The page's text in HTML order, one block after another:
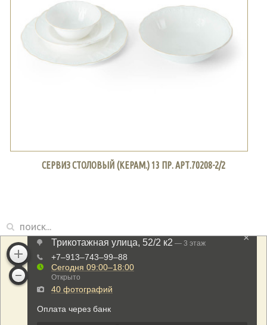
СЕРВИЗ СТОЛОВЫЙ (КЕРАМ.) 13 ПР. АРТ.70208-2/2